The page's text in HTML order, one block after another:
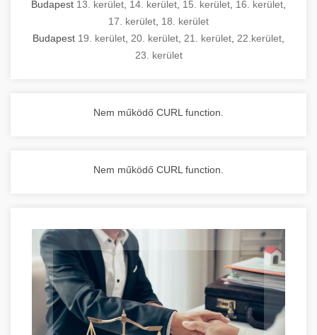
Budapest 13. kerület 14. kerület 15. kerület 16. kerület
17. kerület 18. kerület
Budapest 19. kerület 20. kerület 21. kerület 22.kerület
23. kerület
Nem működő CURL function.
Nem működő CURL function.